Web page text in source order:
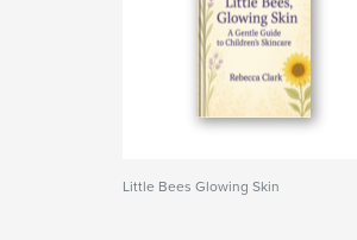
Little Bees Glowing Skin